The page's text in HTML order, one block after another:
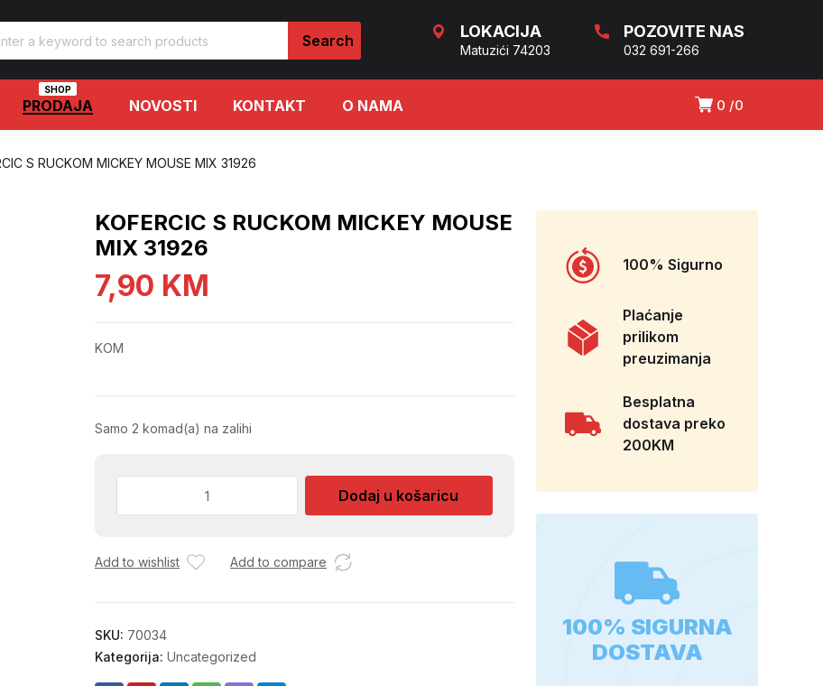
LOKACIJA
Matuzići 74203
POZOVITE NAS
032 691-266
0 0
PRODAJA
SHOP
NOVOSTI KONTAKT O NAMA
S RUCKOM MICKEY MOUSE MIX 31926
KOFERCIC S RUCKOM MICKEY MOUSE
MIX 31926
7,90 KM
KOM
Samo 2 komad(a) na zalihi
MOUSE
Dodaj u košaricu
Add to wishlist Add to compare
SKU: 70034
Kategorija: Uncategorized
100% Sigurno
Plaćanje
prilikom
preuzimanja
Besplatna
dostava preko
200KM
100% SIGURNA
DOSTAVA